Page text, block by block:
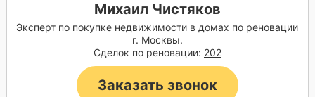
Михаил Чистяков
Эксперт по покупке недвижимости в домах по реновации
г. Москвы.
Сделок по реновации: 202
Заказать звонок